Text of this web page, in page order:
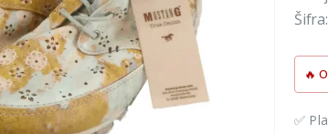
🔥
✅